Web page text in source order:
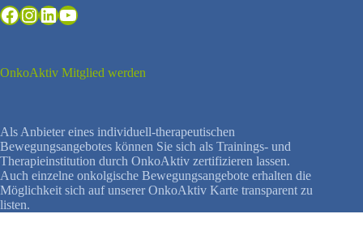
Facebook
Instagram
LinkedIn
YouTube
OnkoAktiv Mitglied werden
Als Anbieter eines individuell-therapeutischen
Bewegungsangebotes können Sie sich als Trainings- und
Therapieinstitution durch OnkoAktiv zertifizieren lassen.
Auch einzelne onkolgische Bewegungsangebote erhalten die
Möglichkeit sich auf unserer OnkoAktiv Karte transparent zu
listen.